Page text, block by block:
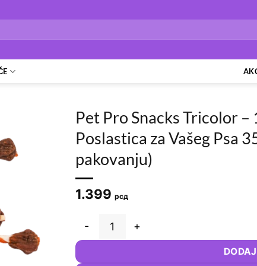
Pet Pro Snacks Tricolor
Poslastica za Vašeg Psa
pakovanju)
1.399 рсд
Pet Pro Snacks Tricolor – 100% Prirodna i